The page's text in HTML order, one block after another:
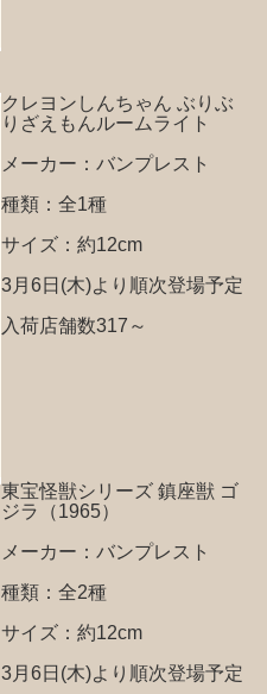
クレヨンしんちゃん ぶりぶ
りざえもんルームライト
メーカー：バンプレスト
種類：全1種
サイズ：約12cm
3月6日(木)より順次登場予定
入荷店舗数317～
東宝怪獣シリーズ 鎮座獣 ゴ
ジラ（1965）
メーカー：バンプレスト
種類：全2種
サイズ：約12cm
3月6日(木)より順次登場予定